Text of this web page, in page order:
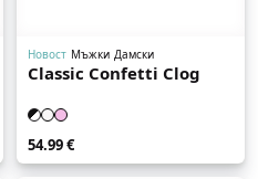
Новост Мъжки Дамски
Classic Confetti Clog
54.99 €